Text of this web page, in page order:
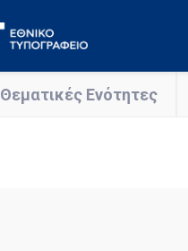
Θεματικές Ενότητες